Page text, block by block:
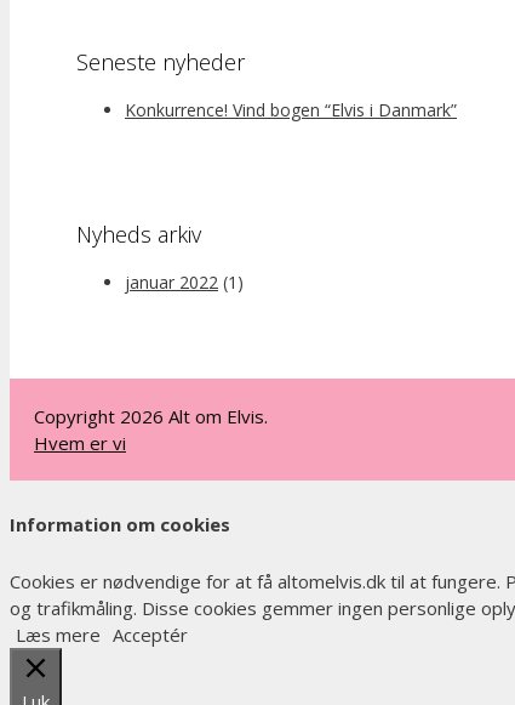
Seneste nyheder
Konkurrence! Vind bogen “Elvis i Danmark”
Nyheds arkiv
januar 2022 (1)
Copyright 2026 Alt om Elvis.
Hvem er vi
Information om cookies
Cookies er nødvendige for at få altomelvis.dk til at
og trafikmåling. Disse cookies gemmer ingen personlige
Læs mere Acceptér